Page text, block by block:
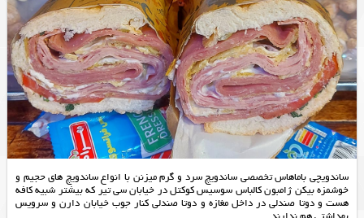
ساندویچی باماهاس تخصصی ساندویچ سرد و گرم میزنن با انواع ساندویچ های حجیم و
خوشمزه بیکن ژامبون کالباس سوسیس کوکتل در خیابان سی تیر که بیشتر شبیه کافه
هست و دوتا صندلی در داخل مغازه و دوتا صندلی کنار جوب خیابان دارن و سرویس